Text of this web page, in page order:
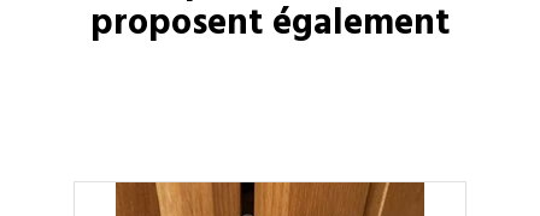
proposent également